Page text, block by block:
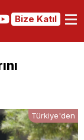
Bize Katıl
Türkiye'den